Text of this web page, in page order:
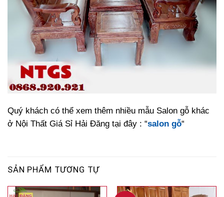
Quý khách có thể xem thêm nhiều mẫu Salon gỗ khác
ở Nội Thất Giá Sỉ Hải Đăng tại đây : “salon gỗ“
SẢN PHẨM TƯƠNG TỰ